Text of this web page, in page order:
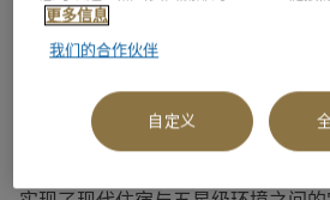
最重要的伊斯兰教城市麦加是穆斯
往麦加的游客包括参加正朝和副朝
麦加拥有 Jabal Al-Thawr 和渗渗泉
要景点，以及阿布拉吉-艾尔拜特
更多信息
我们的合作伙伴
自定义